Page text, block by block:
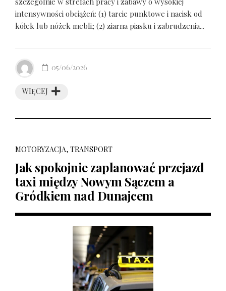
intensywności obciążeń: (1) tarcie punktowe i nacisk od
kółek lub nóżek mebli; (2) ziarna piasku i zabrudzenia...
WIĘCEJ
05/06/2026
MOTORYZACJA, TRANSPORT
Jak spokojnie zaplanować przejazd
taxi między Nowym Sączem a
Gródkiem nad Dunajcem